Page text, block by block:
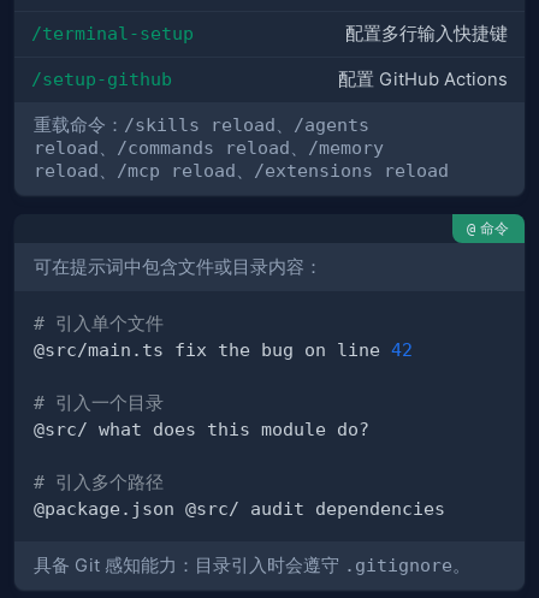
/terminal-setup 配置多行输入快捷键
/setup-github 配置 GitHub Actions
重载命令： /skills reload、
/agents
reload、 /commands reload、
/memory
reload、 /mcp reload、 /extensions reload
@ 命令
可在提示词中包含文件或目录内容：
# 引入单个文件
@src/main.ts fix the bug on line 42
# 引入一个目录
# 引入多个路径
具备 Git 感知能力：目录引入时会遵守 .gitignore。